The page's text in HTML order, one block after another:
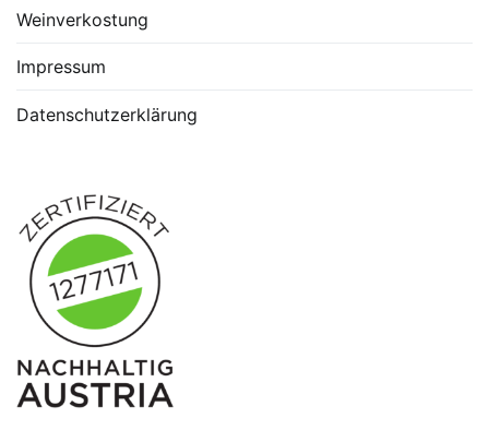
Weinverkostung
Impressum
Datenschutzerklärung